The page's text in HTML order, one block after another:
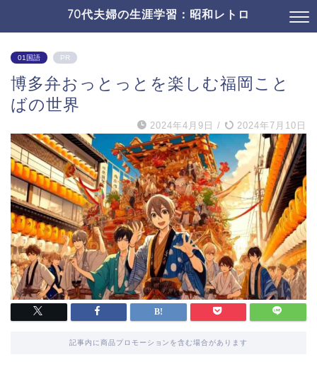
70代夫婦の生涯学習：昭和レトロ
01国語 PR
博多弁おっとっとを楽しむ福岡こと
ばの世界
2024年4月9日 / 2024年7月10日
記事内に商品プロモーションを含む場合があります